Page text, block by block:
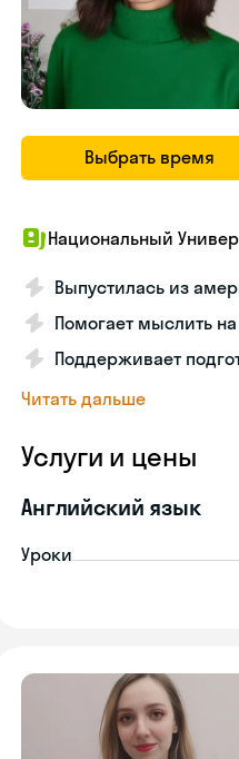
Выбрать время
Национальный
Выпустилась из
Помогает мыслить
Поддерживает
Читать дальше
Услуги и цены
Английский язык
Уроки